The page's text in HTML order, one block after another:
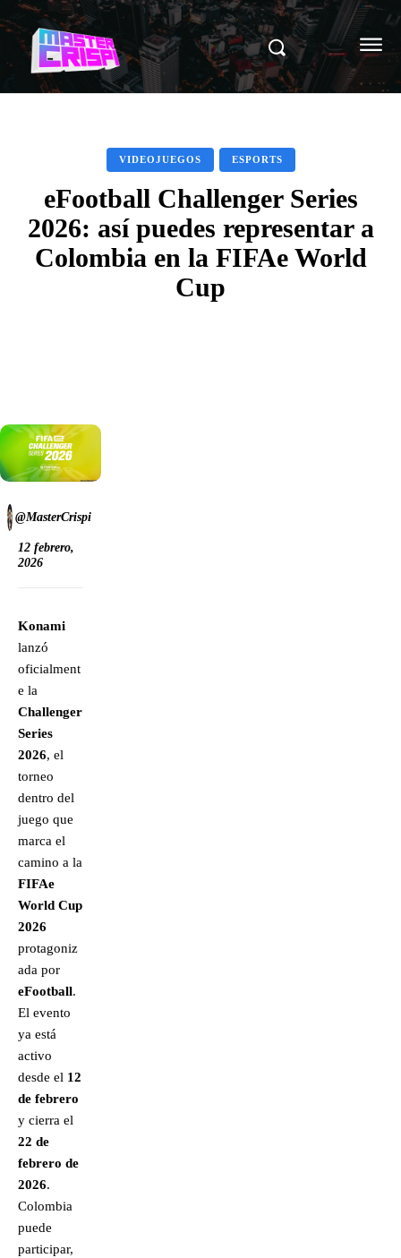
VIDEOJUEGOS ESPORTS
eFootball Challenger Series
2026: así puedes representar a
Colombia en la FIFAe World
Cup
@MasterCrispi
12 febrero,
2026
Konami
lanzó
oficialment
e la
Challenger
Series
2026, el
torneo
dentro del
juego que
marca el
camino a la
FIFAe
World Cup
2026
protagoniz
ada por
eFootball.
El evento
ya está
activo
desde el 12
de febrero
y cierra el
22 de
febrero de
2026.
Colombia
puede
participar,